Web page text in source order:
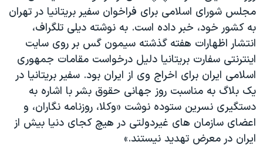
مجلس شورای اسلامی برای فراخوان سفير بريتانيا در تهران
به کشور خود، خبر داده است. به نوشته ديلی تلگراف،
انتشار اظهارات هفته گذشته سيمون گس بر روی سايت
اينترنتی سفارت بريتانيا دليل درخواست مقامات جمهوری
اسلامی ايران برای اخراج وی از ايران بود. سفير بريتانيا در
يک بلاگ به مناسبت روز جهانی حقوق بشر با اشاره به
دستگيری نسرين ستوده نوشت «وکلا، روزنامه نگاران، و
اعضای سازمان های غيردولتی در هيچ کجای دنيا بيش از
ايران در معرض تهديد نيستند.»